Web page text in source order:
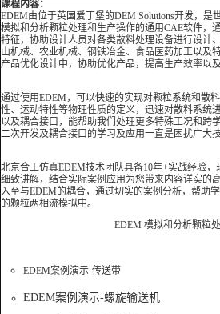
课程内容：
EDEM由位于英国爱丁堡的DEM Solutions开发，
模拟和分析颗粒处理和生产操作的通用CAE软件，
特征，协助设计人员对各类散料处理设备进行设计
山机械、农业机械、钢铁冶金、食品医药加工以及
产品优化设计中，协助优化产品，提高生产效率以
通过使用EDEM，可以快速的实现对颗粒系统和散
性、运动特性等物理性质的定义，迅速对散料系统
以及耦合接口，能帮助我们处理更多特殊工况和跨
二次开发及耦合接口的学习及应用一直是困扰广大
北京合工仿真EDEM技术团队具备10年+实战经验
细致讲解，结合实际案例应用为您带来内容详实的
入至与EDEM的耦合，通过切实的案例分析，帮助
的颗粒两相流模拟中。
EDEM 模拟和分析颗粒
EDEM案例演示-传送带
EDEM案例演示-螺旋输送机